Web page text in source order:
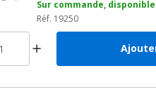
Sur commande,
Réf. 19250